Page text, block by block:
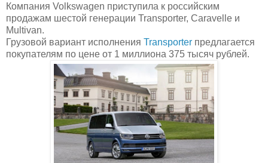
Компания Volkswagen приступила к российским
продажам шестой генерации Transporter, Caravelle и
Multivan.
Грузовой вариант исполнения Transporter предлагается
покупателям по цене от 1 миллиона 375 тысяч рублей.